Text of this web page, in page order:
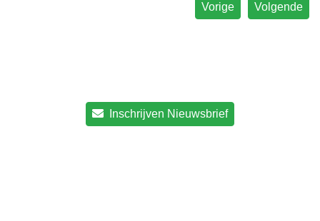
Volgende
Vorige
Inschrijven Nieuwsbrief